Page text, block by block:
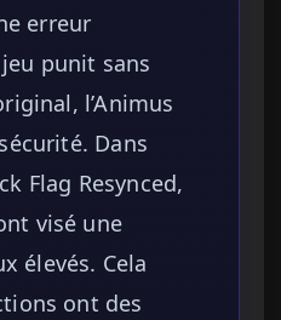
erreur
punit sans
l’Animus
Dans
Flag Resynced,
visé une
élevés. Cela
ont des